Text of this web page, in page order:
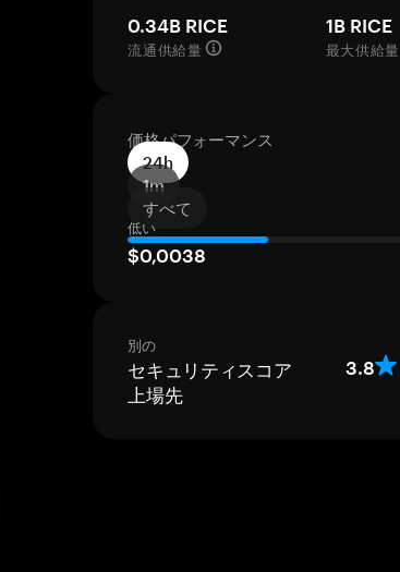
0.34B RICE
流通供給量
1B RICE
最大供給量
価格パフォーマンス
24h
1m
すべて
低い
$0,0038
別の
セキュリティスコア 3.8
上場先